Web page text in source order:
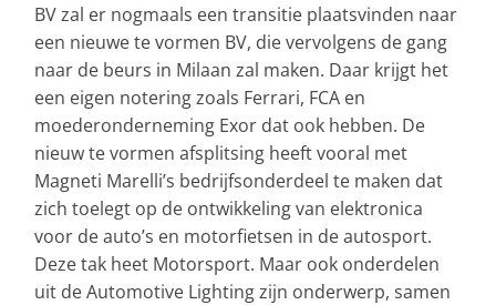
BV zal er nogmaals een transitie plaatsvinden naar
een nieuwe te vormen BV, die vervolgens de gang
naar de beurs in Milaan zal maken. Daar krijgt het
een eigen notering zoals Ferrari, FCA en
moederonderneming Exor dat ook hebben. De
nieuw te vormen afsplitsing heeft vooral met
Magneti Marelli’s bedrijfsonderdeel te maken dat
zich toelegt op de ontwikkeling van elektronica
voor de auto’s en motorfietsen in de autosport.
Deze tak heet Motorsport. Maar ook onderdelen
uit de Automotive Lighting zijn onderwerp, samen